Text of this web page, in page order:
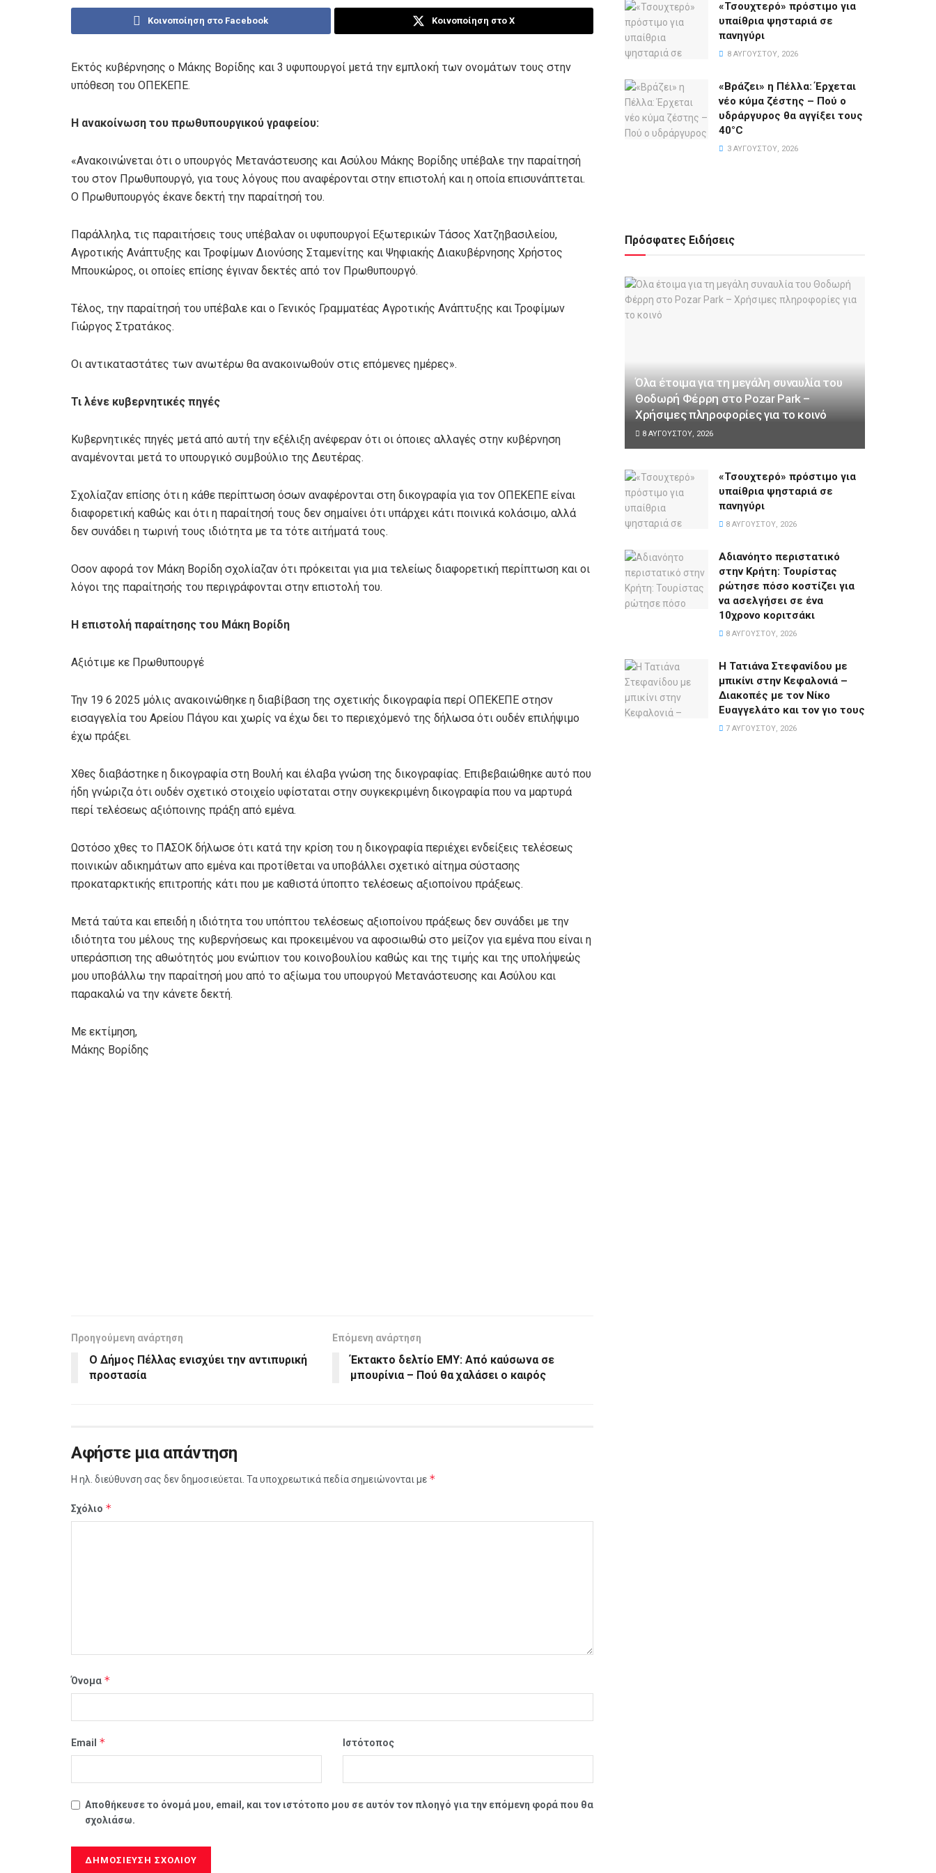
Κοινοποίηση στο Facebook Κοινοποίηση στο X
Εκτός κυβέρνησης ο Μάκης Βορίδης και 3 υφυπουργοί μετά την εμπλοκή των ονομάτων τους στην
υπόθεση του ΟΠΕΚΕΠΕ.
Η ανακοίνωση του πρωθυπουργικού γραφείου:
«Ανακοινώνεται ότι ο υπουργός Μετανάστευσης και Ασύλου Μάκης Βορίδης υπέβαλε την παραίτησή
του στον Πρωθυπουργό, για τους λόγους που αναφέρονται στην επιστολή και η οποία επισυνάπτεται.
Ο Πρωθυπουργός έκανε δεκτή την παραίτησή του.
Παράλληλα, τις παραιτήσεις τους υπέβαλαν οι υφυπουργοί Εξωτερικών Τάσος Χατζηβασιλείου,
Αγροτικής Ανάπτυξης και Τροφίμων Διονύσης Σταμενίτης και Ψηφιακής Διακυβέρνησης Χρήστος
Μπουκώρος, οι οποίες επίσης έγιναν δεκτές από τον Πρωθυπουργό.
Τέλος, την παραίτησή του υπέβαλε και ο Γενικός Γραμματέας Αγροτικής Ανάπτυξης και Τροφίμων
Γιώργος Στρατάκος.
Οι αντικαταστάτες των ανωτέρω θα ανακοινωθούν στις επόμενες ημέρες».
Τι λένε κυβερνητικές πηγές
Κυβερνητικές πηγές μετά από αυτή την εξέλιξη ανέφεραν ότι οι όποιες αλλαγές στην κυβέρνηση
αναμένονται μετά το υπουργικό συμβούλιο της Δευτέρας.
Σχολίαζαν επίσης ότι η κάθε περίπτωση όσων αναφέρονται στη δικογραφία για τον ΟΠΕΚΕΠΕ είναι
διαφορετική καθώς και ότι η παραίτησή τους δεν σημαίνει ότι υπάρχει κάτι ποινικά κολάσιμο, αλλά
δεν συνάδει η τωρινή τους ιδιότητα με τα τότε αιτήματά τους.
Οσον αφορά τον Μάκη Βορίδη σχολίαζαν ότι πρόκειται για μια τελείως διαφορετική περίπτωση και οι
λόγοι της παραίτησής του περιγράφονται στην επιστολή του.
Η επιστολή παραίτησης του Μάκη Βορίδη
Αξιότιμε κε Πρωθυπουργέ
Την 19 6 2025 μόλις ανακοινώθηκε η διαβίβαση της σχετικής δικογραφία περί ΟΠΕΚΕΠΕ στησν
εισαγγελία του Αρείου Πάγου και χωρίς να έχω δει το περιεχόμενό της δήλωσα ότι ουδέν επιλήψιμο
έχω πράξει.
Χθες διαβάστηκε η δικογραφία στη Βουλή και έλαβα γνώση της δικογραφίας. Επιβεβαιώθηκε αυτό που
ήδη γνώριζα ότι ουδέν σχετικό στοιχείο υφίσταται στην συγκεκριμένη δικογραφία που να μαρτυρά
περί τελέσεως αξιόποινης πράξη από εμένα.
Ωστόσο χθες το ΠΑΣΟΚ δήλωσε ότι κατά την κρίση του η δικογραφία περιέχει ενδείξεις τελέσεως
ποινικών αδικημάτων απο εμένα και προτίθεται να υποβάλλει σχετικό αίτημα σύστασης
προκαταρκτικής επιτροπής κάτι που με καθιστά ύποπτο τελέσεως αξιοποίνου πράξεως.
Μετά ταύτα και επειδή η ιδιότητα του υπόπτου τελέσεως αξιοποίνου πράξεως δεν συνάδει με την
ιδιότητα του μέλους της κυβερνήσεως και προκειμένου να αφοσιωθώ στο μείζον για εμένα που είναι η
υπεράσπιση της αθωότητός μου ενώπιον του κοινοβουλίου καθώς και της τιμής και της υπολήψεώς
μου υποβάλλω την παραίτησή μου από το αξίωμα του υπουργού Μετανάστευσης και Ασύλου και
παρακαλώ να την κάνετε δεκτή.
Με εκτίμηση,
Μάκης Βορίδης
Προηγούμενη ανάρτηση
Ο Δήμος Πέλλας ενισχύει την αντιπυρική
προστασία
Επόμενη ανάρτηση
Έκτακτο δελτίο ΕΜΥ: Από καύσωνα σε
μπουρίνια – Πού θα χαλάσει ο καιρός
Αφήστε μια απάντηση
Η ηλ. διεύθυνση σας δεν δημοσιεύεται. Τα υποχρεωτικά πεδία σημειώνονται με *
Σχόλιο *
Όνομα *
Email * Ιστότοπος
Αποθήκευσε το όνομά μου, email, και τον ιστότοπο μου σε αυτόν τον πλοηγό για την επόμενη φορά που θα
σχολιάσω.
«Τσουχτερό» πρόστιμο για
υπαίθρια ψησταριά σε
πανηγύρι
8 ΑΥΓΟΎΣΤΟΥ, 2026
«Βράζει» η Πέλλα: Έρχεται
νέο κύμα ζέστης – Πού ο
υδράργυρος θα αγγίξει τους
40°C
3 ΑΥΓΟΎΣΤΟΥ, 2026
Πρόσφατες Ειδήσεις
Όλα έτοιμα για τη μεγάλη συναυλία του
Θοδωρή Φέρρη στο Pozar Park –
Χρήσιμες πληροφορίες για το κοινό
8 ΑΥΓΟΎΣΤΟΥ, 2026
«Τσουχτερό» πρόστιμο για
υπαίθρια ψησταριά σε
πανηγύρι
8 ΑΥΓΟΎΣΤΟΥ, 2026
Αδιανόητο περιστατικό
στην Κρήτη: Τουρίστας
ρώτησε πόσο κοστίζει για
να ασελγήσει σε ένα
10χρονο κοριτσάκι
8 ΑΥΓΟΎΣΤΟΥ, 2026
Η Τατιάνα Στεφανίδου με
μπικίνι στην Κεφαλονιά –
Διακοπές με τον Νίκο
Ευαγγελάτο και τον γιο τους
7 ΑΥΓΟΎΣΤΟΥ, 2026